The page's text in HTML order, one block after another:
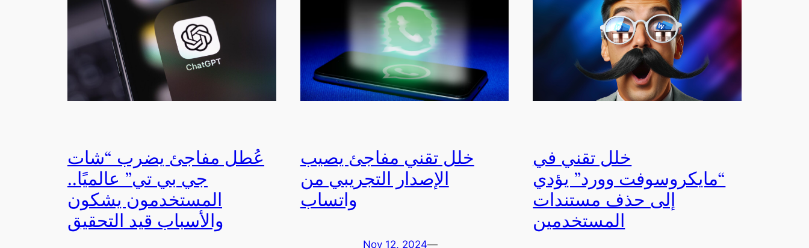
عُطل مفاجئ يضرب “شات
جي بي تي” عالميًا..
المستخدمون يشكون
والأسباب قيد التحقيق
خلل تقني مفاجئ يصيب
الإصدار التجريبي من
واتساب
Nov 12, 2024—
خلل تقني في
“مايكروسوفت وورد” يؤدي
إلى حذف مستندات
المستخدمين